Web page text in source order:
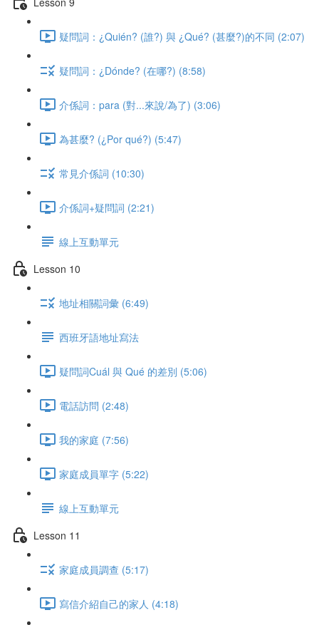
疑問詞：¿Quién? (誰?) 與 ¿Qué? (甚麼?)的不同 (2:07)
疑問詞：¿Dónde? (在哪?) (8:58)
介係詞：para (對...來說/為了) (3:06)
為甚麼? (¿Por qué?) (5:47)
常見介係詞 (10:30)
介係詞+疑問詞 (2:21)
線上互動單元
Lesson 10
地址相關詞彙 (6:49)
西班牙語地址寫法
疑問詞Cuál 與 Qué 的差別 (5:06)
電話訪問 (2:48)
我的家庭 (7:56)
家庭成員單字 (5:22)
線上互動單元
Lesson 11
家庭成員調查 (5:17)
寫信介紹自己的家人 (4:18)